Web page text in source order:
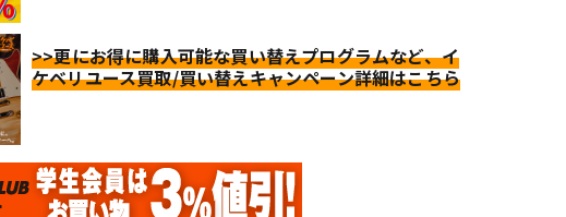
>>更にお得に購入可能な買い替えプログラムなど、イ
ケベリユース買取/買い替えキャンペーン詳細はこちら